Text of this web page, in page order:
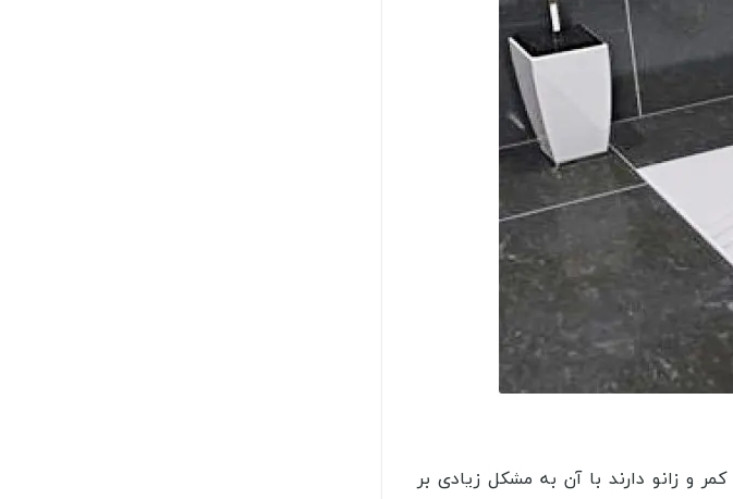
و زانو دارند با آن به مشکل زیادی بر